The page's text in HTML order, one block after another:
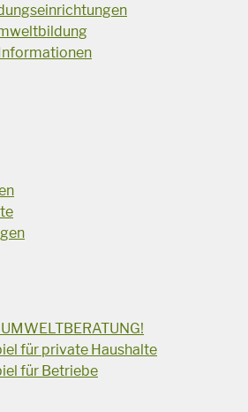
für private Haushalte
für Betriebe